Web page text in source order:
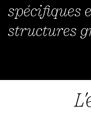
spécifiques
structures